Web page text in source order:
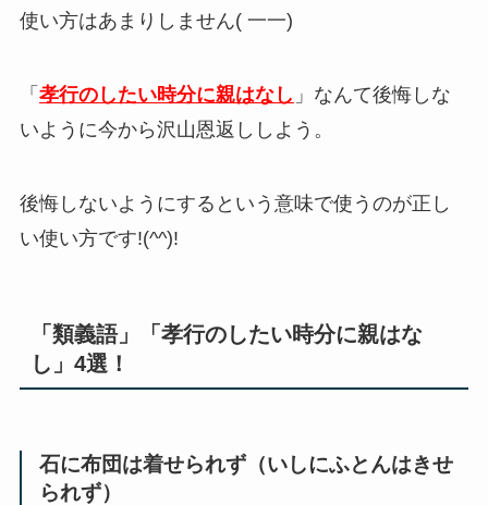
使い方はあまりしません( 一一)
「 孝行のしたい時分に親はなし 」なんて後悔しな
いように今から沢山恩返ししよう。
後悔しないようにするという意味で使うのが正し
い使い方です!(^^)!
「類義語」「孝行のしたい時分に親はな
し」4選！
石に布団は着せられず（いしにふとんはきせ
られず）